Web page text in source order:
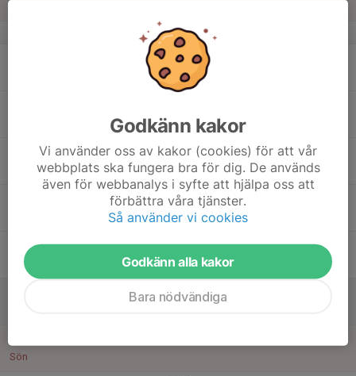
v.51
Fre
Sön
Godkänn kakor
Vi använder oss av kakor (cookies) för att vår
webbplats ska fungera bra för dig. De används
även för webbanalys i syfte att hjälpa oss att
förbättra våra tjänster.
Så använder vi cookies
Godkänn alla kakor
Bara nödvändiga